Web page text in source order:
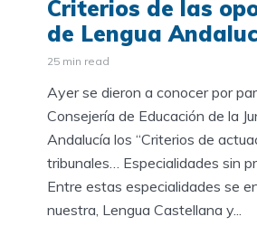
Criterios de las
de Lengua
25 min read
Ayer se dieron a conocer por
Consejería de Educación de la
Andalucía los “Criterios de
tribunales… Especialidades sin
Entre estas especialidades se
nuestra, Lengua Castellana y...